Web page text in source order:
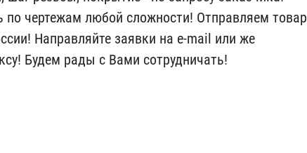
​по чертежам любой сложно​сти! Отправляем товар
Нап​равляйте заявки на e-mai​l или же
Будем рады с Вами ​сотрудничать!